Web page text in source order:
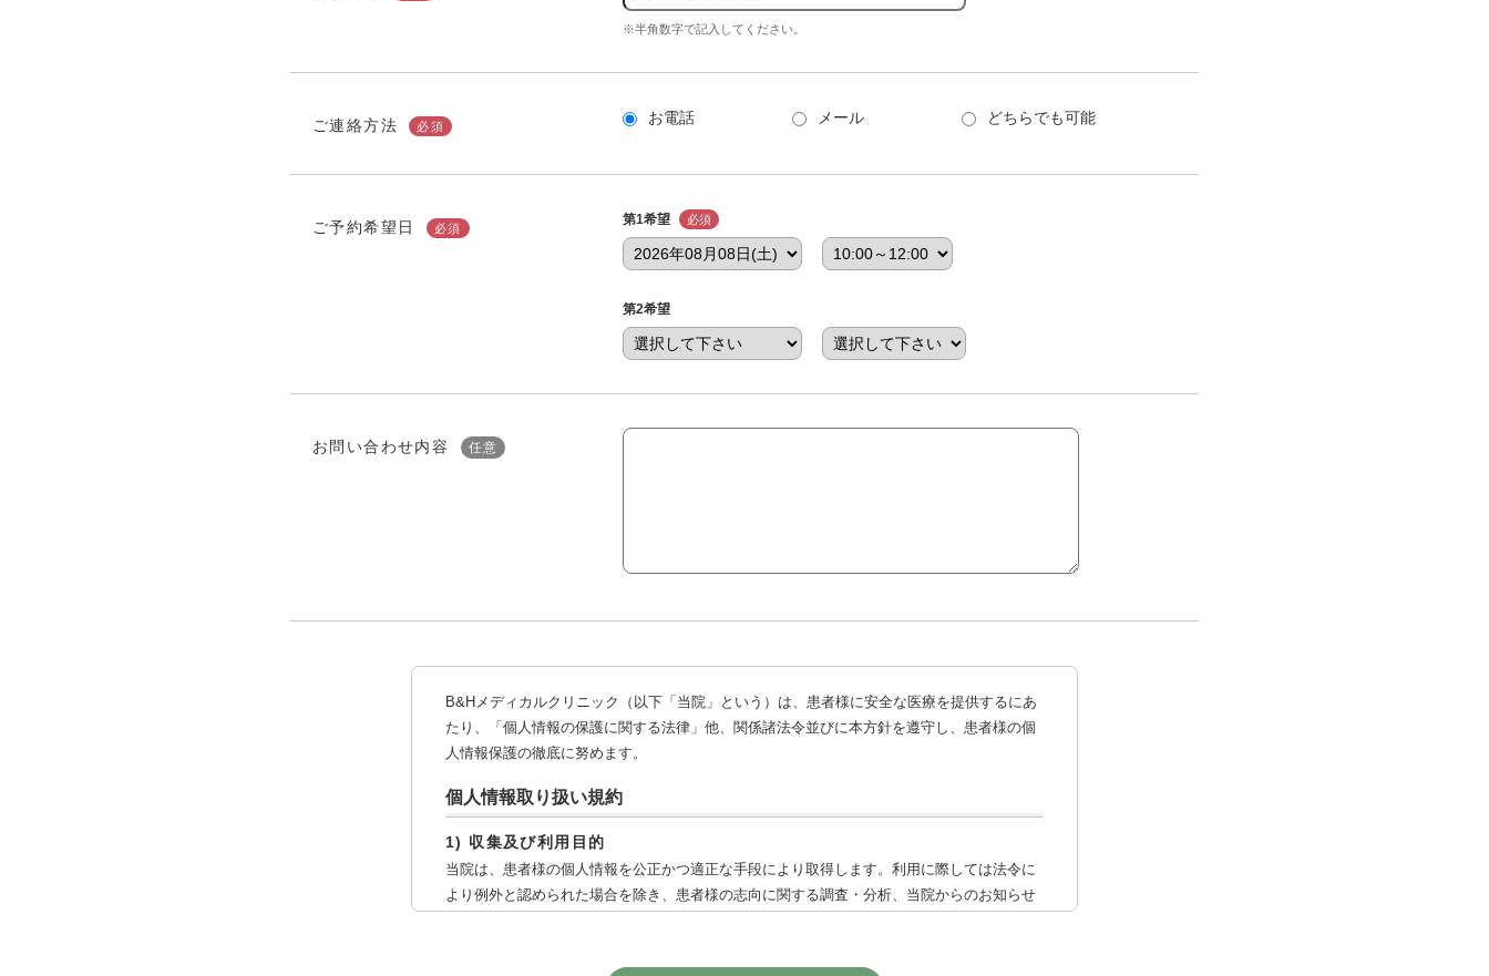
※半角数字で記入してください。
ご連絡方法 必須 お電話 メール どちらでも可能
ご予約希望日 必須
第1希望 必須
第2希望
お問い合わせ内容 任意
B&Hメディカルクリニック（以下「当院」という）は、患者様に安全な医療を提供するにあ
たり、「個人情報の保護に関する法律」他、関係諸法令並びに本方針を遵守し、患者様の個
人情報保護の徹底に努めます。
個人情報取り扱い規約
1) 収集及び利用目的
当院は、患者様の個人情報を公正かつ適正な手段により取得します。利用に際しては法令に
より例外と認められた場合を除き、患者様の志向に関する調査・分析、当院からのお知らせ